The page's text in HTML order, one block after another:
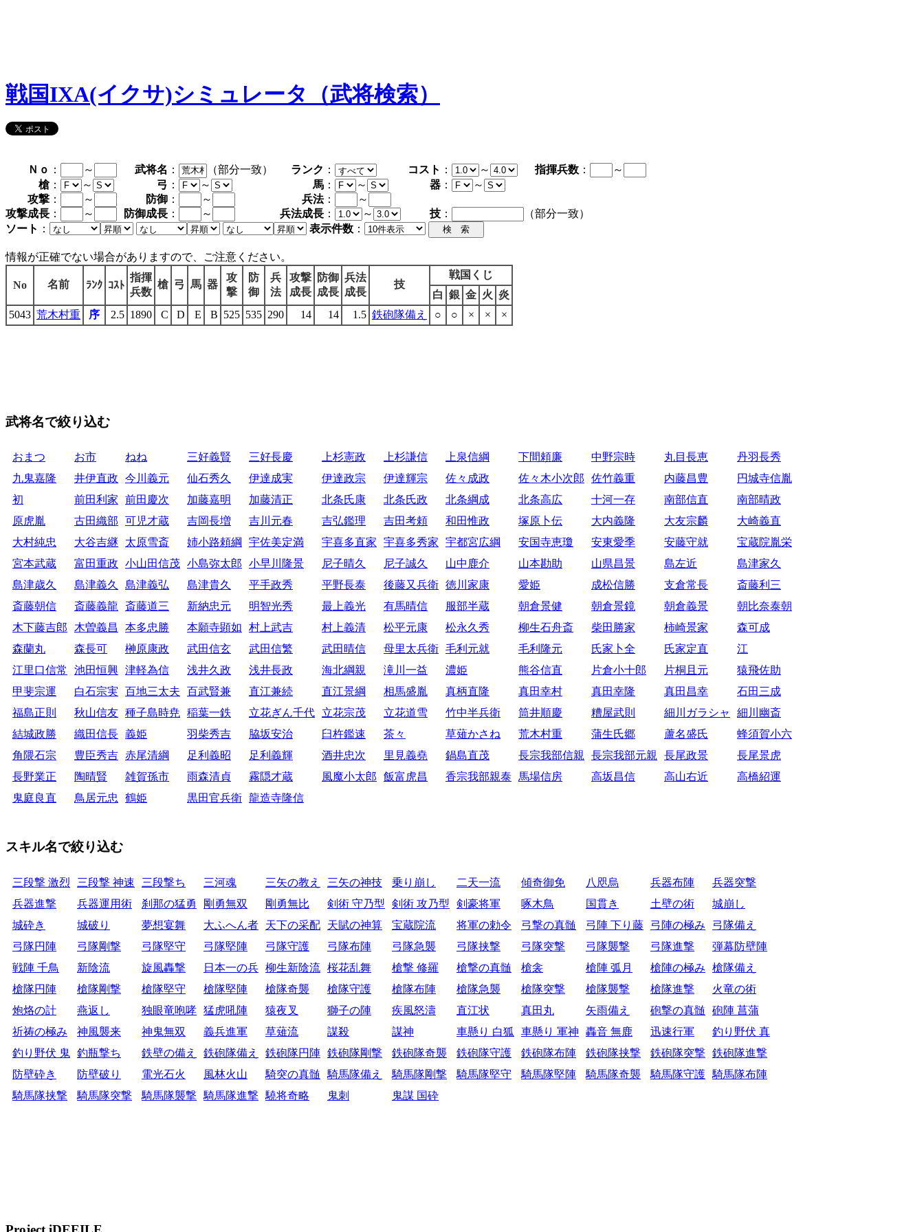
戦国IXA(イクサ)シミュレータ（武将検索）
Ｎｏ ： ～ 武将名 ： （部分一致） ランク ： コスト ： ～ 指揮兵数 ：
～
槍 ： ～ 弓 ： ～ 馬 ： ～ 器 ：
～
攻撃 ： ～ 防御 ： ～ 兵法：
～
攻撃成長 ： ～ 防御成長 ： ～ 兵法成長 ： ～ 技 ：
（部分一致）
ソート ： 表示件数 ：
情報が正確でない場合がありますので、ご注意ください。
No 名前 ﾗﾝｸ ｺｽﾄ
指揮
兵数
槍 弓 馬 器
攻
撃
防
御
兵
法
攻撃
成長
防御
成長
兵法
成長
技
戦国くじ
白 銀 金 火 炎
5043 荒木村重 序 2.5 1890 C D E B 525 535 290 14 14 1.5 鉄砲隊備え ○ ○ × × ×
武将名で絞り込む
おまつ お市 ねね 三好義賢 三好長慶 上杉憲政 上杉謙信 上泉信綱 下間頼廉 中野宗時 丸目長恵
丹羽長秀
九鬼嘉隆
井伊直政 今川義元 仙石秀久 伊達成実 伊達政宗 伊達輝宗 佐々成政 佐々木小次郎 佐竹義重 内藤昌豊
円城寺信胤
初
前田利家 前田慶次 加藤嘉明 加藤清正 北条氏康 北条氏政 北条綱成 北条高広 十河一存 南部信直
南部晴政
原虎胤
古田織部 可児才蔵 吉岡長増 吉川元春 吉弘鑑理 吉田考頼 和田惟政 塚原卜伝 大内義隆 大友宗麟
大崎義直
大村純忠
大谷吉継 太原雪斎 姉小路頼綱 宇佐美定満 宇喜多直家 宇喜多秀家 宇都宮広綱 安国寺恵瓊 安東愛季 安藤守就
宝蔵院胤栄
宮本武蔵
富田重政 小山田信茂 小島弥太郎 小早川隆景 尼子晴久 尼子誠久 山中鹿介 山本勘助 山県昌景 島左近
島津家久
島津歳久
島津義久 島津義弘 島津貴久 平手政秀 平野長泰 後藤又兵衛 徳川家康 愛姫 成松信勝 支倉常長
斎藤利三
斎藤朝信
斎藤義龍 斎藤道三 新納忠元 明智光秀 最上義光 有馬晴信 服部半蔵 朝倉景健 朝倉景鏡 朝倉義景
朝比奈泰朝
木下藤吉郎
木曽義昌 本多忠勝 本願寺顕如 村上武吉 村上義清 松平元康 松永久秀 柳生石舟斎 柴田勝家 柿崎景家
森可成
森蘭丸
森長可 榊原康政 武田信玄 武田信繁 武田晴信 母里太兵衛 毛利元就 毛利隆元 氏家卜全 氏家定直
江
江里口信常
池田恒興 津軽為信 浅井久政 浅井長政 海北綱親 滝川一益 濃姫 熊谷信直 片倉小十郎 片桐且元
猿飛佐助
甲斐宗運
白石宗実 百地三太夫 百武賢兼 直江兼続 直江景綱 相馬盛胤 真柄直隆 真田幸村 真田幸隆 真田昌幸
石田三成
福島正則
秋山信友 種子島時尭 稲葉一鉄 立花ぎん千代 立花宗茂 立花道雪 竹中半兵衛 筒井順慶 糟屋武則 細川ガラシャ
細川幽斎
結城政勝
織田信長 義姫 羽柴秀吉 脇坂安治 臼杵鑑速 茶々 草薙かさね 荒木村重 蒲生氏郷 蘆名盛氏
蜂須賀小六
角隈石宗
豊臣秀吉 赤尾清綱 足利義昭 足利義輝 酒井忠次 里見義堯 鍋島直茂 長宗我部信親 長宗我部元親 長尾政景
長尾景虎
長野業正
陶晴賢 雑賀孫市 雨森清貞 霧隠才蔵 風魔小太郎 飯富虎昌 香宗我部親泰 馬場信房 高坂昌信 高山右近
高橋紹運
鬼庭良直
鳥居元忠 鶴姫 黒田官兵衛 龍造寺隆信
スキル名で絞り込む
三段撃 激烈 三段撃 神速 三段撃ち 三河魂 三矢の教え 三矢の神技 乗り崩し 二天一流 傾奇御免 八咫烏 兵器布陣
兵器突撃
兵器進撃
兵器運用術 刹那の猛勇 剛勇無双 剛勇無比 剣術 守乃型 剣術 攻乃型 剣豪将軍 啄木鳥 国貫き 土壁の術
城崩し
城砕き
城破り 夢想宴舞 大ふへん者 天下の采配 天賦の神算 宝蔵院流 将軍の勅令 弓撃の真髄 弓陣 下り藤 弓陣の極み
弓隊備え
弓隊円陣
弓隊剛撃 弓隊堅守 弓隊堅陣 弓隊守護 弓隊布陣 弓隊急襲 弓隊挟撃 弓隊突撃 弓隊襲撃 弓隊進撃
弾幕防壁陣
戦陣 千鳥
新陰流 旋風轟撃 日本一の兵 柳生新陰流 桜花乱舞 槍撃 修羅 槍撃の真髄 槍衾 槍陣 弧月 槍陣の極み
槍隊備え
槍隊円陣
槍隊剛撃 槍隊堅守 槍隊堅陣 槍隊奇襲 槍隊守護 槍隊布陣 槍隊急襲 槍隊突撃 槍隊襲撃 槍隊進撃
火竜の術
炮烙の計
燕返し 独眼竜咆哮 猛虎吼陣 猿夜叉 獅子の陣 疾風怒濤 直江状 真田丸 矢雨備え 砲撃の真髄
砲陣 菖蒲
祈祷の極み
神風襲来 神鬼無双 義兵進軍 草薙流 謀殺 謀神 車懸り 白狐 車懸り 軍神 轟音 無鹿 迅速行軍
釣り野伏 真
釣り野伏 鬼 釣瓶撃ち 鉄壁の備え 鉄砲隊備え 鉄砲隊円陣 鉄砲隊剛撃 鉄砲隊奇襲 鉄砲隊守護 鉄砲隊布陣 鉄砲隊挟撃 鉄砲隊突撃 鉄砲隊進撃
防壁砕き
防壁破り 電光石火 風林火山 騎突の真髄 騎馬隊備え 騎馬隊剛撃 騎馬隊堅守 騎馬隊堅陣 騎馬隊奇襲 騎馬隊守護 騎馬隊布陣
騎馬隊挟撃
騎馬隊突撃 騎馬隊襲撃 騎馬隊進撃 驍将奇略 鬼刺 鬼謀 国砕